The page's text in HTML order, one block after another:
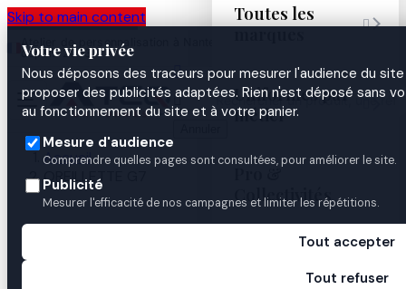
Skip to main content
Votre vie privée
Nous déposons des traceurs pour mesurer l'audience du
proposer des publicités adaptées. Rien n'est déposé sans
au fonctionnement du site et à votre panier.
Mesure d'audience
Comprendre quelles pages sont consultées, pour améliorer le site.
Publicité
Mesurer l'efficacité de nos campagnes et limiter les répétitions.
Tout accepter
Tout refuser
Atelier de personnalisation à Nantes
depuis 2003


Toutes les
marques

Uniformes par
métier
Pro &
Collectivités
Accueil
OREILLETTE G7